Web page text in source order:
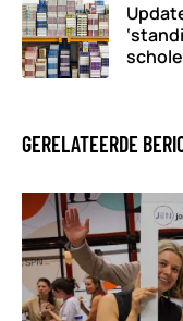
GERELATEERDE